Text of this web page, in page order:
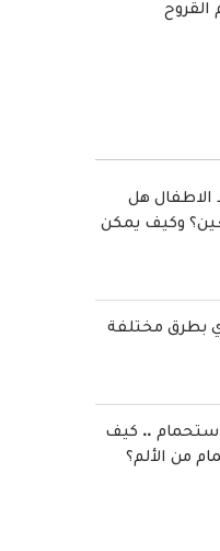
الاطفال هل
وكيف يمكن
بطرق مختلفة
.. كيف
من الألم؟